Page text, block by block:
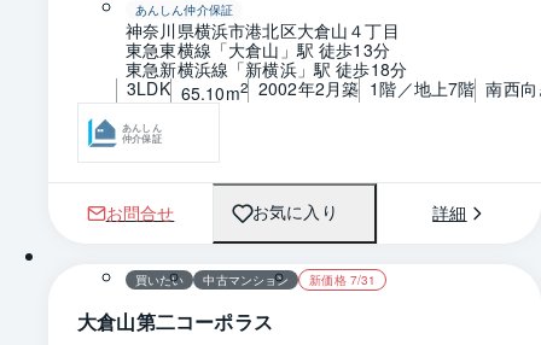
あんしん仲介保証
神奈川県横浜市港北区大倉山４丁目
東急東横線「大倉山」駅 徒歩13分
東急新横浜線「新横浜」駅 徒歩18分
3LDK 65.10m2 2002年2月築 1階／地上7階 南西
あんしん
仲介保証
お問合せ お気に入り 詳細
1 / 0 間取り
買いたい 中古マンション 新価格 7/31
大倉山第二コーポラス